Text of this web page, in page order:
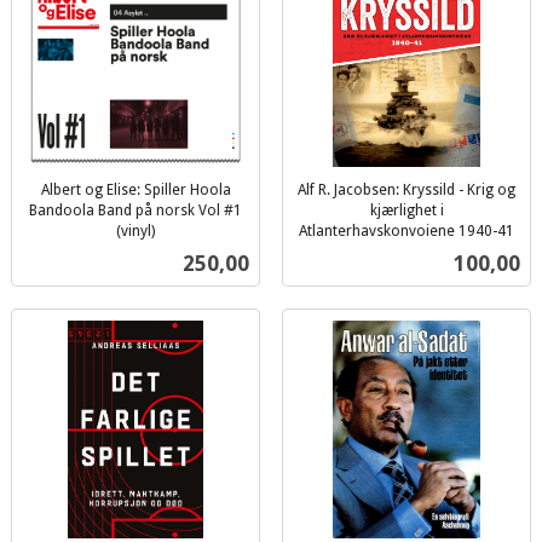
Albert og Elise: Spiller Hoola
Bandoola Band på norsk Vol #1
(vinyl)
Pris
250,00
Alf R. Jacobsen: Kryssild - Krig og
kjærlighet i
Atlanterhavskonvoiene 1940-41
Pris
100,00